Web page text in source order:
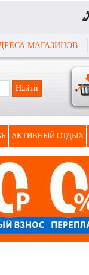
МАГАЗИНОВ
АКТИВНЫЙ ОТДЫХ